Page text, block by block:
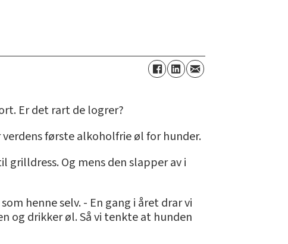
Er det rart de logrer?
første alkoholfrie øl for hunder.
Og mens den slapper av i
henne selv. - En gang i året drar vi
og drikker øl. Så vi tenkte at hunden